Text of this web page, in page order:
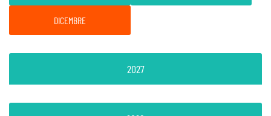
DICEMBRE
2027